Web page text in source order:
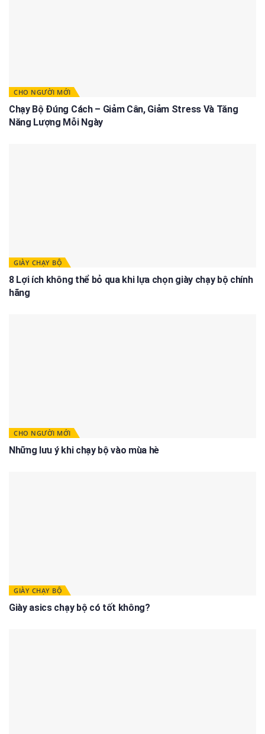
CHO NGƯỜI MỚI
Chạy Bộ Đúng Cách – Giảm Cân, Giảm Stress Và Tăng
Năng Lượng Mỗi Ngày
GIÀY CHẠY BỘ
8 Lợi ích không thể bỏ qua khi lựa chọn giày chạy bộ chính
hãng
CHO NGƯỜI MỚI
Những lưu ý khi chạy bộ vào mùa hè
GIÀY CHẠY BỘ
Giày asics chạy bộ có tốt không?